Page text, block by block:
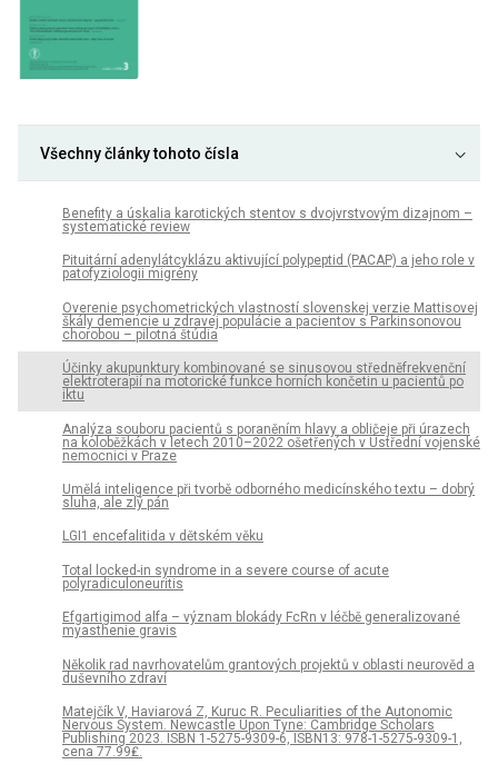
Všechny články tohoto čísla
Benefity a úskalia karotických stentov s dvojvrstvovým dizajnom –
systematické review
Pituitární adenylátcyklázu aktivující polypeptid (PACAP) a jeho role v
patofyziologii migrény
Overenie psychometrických vlastností slovenskej verzie Mattisovej
škály demencie u zdravej populácie a pacientov s Parkinsonovou
chorobou – pilotná štúdia
Účinky akupunktury kombinované se sinusovou středněfrekvenční
elektroterapií na motorické funkce horních končetin u pacientů po
iktu
Analýza souboru pacientů s poraněním hlavy a obličeje při úrazech
na koloběžkách v letech 2010–2022 ošetřených v Ústřední vojenské
nemocnici v Praze
Umělá inteligence při tvorbě odborného medicínského textu – dobrý
sluha, ale zlý pán
LGI1 encefalitida v dětském věku
Total locked-in syndrome in a severe course of acute
polyradiculoneuritis
Efgartigimod alfa – význam blokády FcRn v léčbě generalizované
myasthenie gravis
Několik rad navrhovatelům grantových projektů v oblasti neurověd a
duševního zdraví
Matejčík V, Haviarová Z, Kuruc R. Peculiarities of the Autonomic
Nervous System. Newcastle Upon Tyne: Cambridge Scholars
Publishing 2023. ISBN 1-5275-9309-6, ISBN13: 978-1-5275-9309-1,
cena 77.99₤.